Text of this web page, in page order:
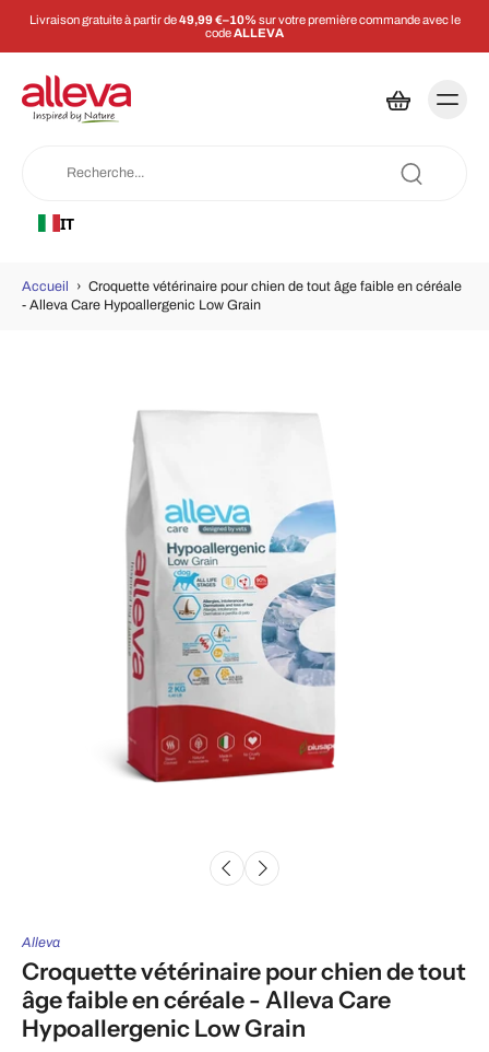
Livraison gratuite à partir de49,99 €–10% sur votre première commande avec le
codeALLEVA
IT
Accueil › Croquette vétérinaire pour chien de tout âge faible en céréale
- Alleva Care Hypoallergenic Low Grain
Alleva
Croquette vétérinaire pour chien de tout
âge faible en céréale - Alleva Care
Hypoallergenic Low Grain